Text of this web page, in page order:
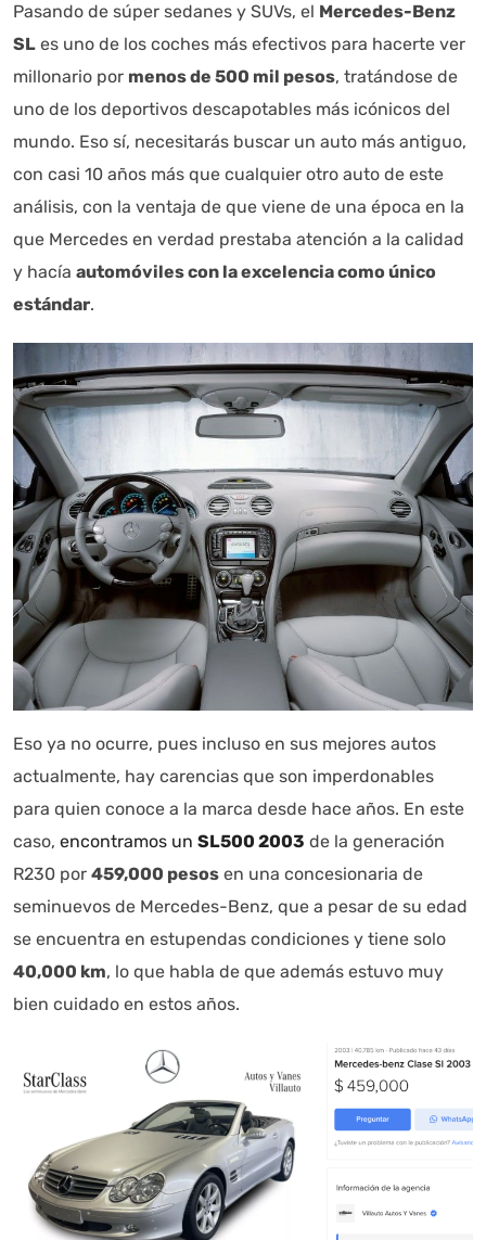
Pasando de súper sedanes y SUVs, el Mercedes-Benz
SL es uno de los coches más efectivos para hacerte ver
millonario por menos de 500 mil pesos, tratándose de
uno de los deportivos descapotables más icónicos del
mundo. Eso sí, necesitarás buscar un auto más antiguo,
con casi 10 años más que cualquier otro auto de este
análisis, con la ventaja de que viene de una época en la
que Mercedes en verdad prestaba atención a la calidad
y hacía automóviles con la excelencia como único
estándar.
Eso ya no ocurre, pues incluso en sus mejores autos
actualmente, hay carencias que son imperdonables
para quien conoce a la marca desde hace años. En este
caso, encontramos un SL500 2003 de la generación
R230 por 459,000 pesos en una concesionaria de
seminuevos de Mercedes-Benz, que a pesar de su edad
se encuentra en estupendas condiciones y tiene solo
40,000 km, lo que habla de que además estuvo muy
bien cuidado en estos años.